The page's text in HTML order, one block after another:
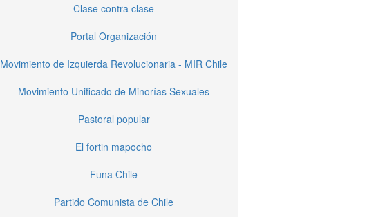
Clase contra clase
Portal Organización
Movimiento de Izquierda Revolucionaria - MIR Chile
Movimiento Unificado de Minorías Sexuales
Pastoral popular
El fortin mapocho
Funa Chile
Partido Comunista de Chile